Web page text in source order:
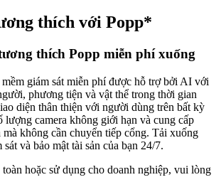
thích với Popp*
thích Popp miễn phí xuống
giám sát miễn phí được hỗ trợ bởi AI với
phương tiện và vật thể trong thời gian
diện thân thiện với người dùng trên bất kỳ
lượng camera không giới hạn và cung cấp
không cần chuyển tiếp cổng. Tải xuống
và bảo mật tài sản của bạn 24/7.
hoặc sử dụng cho doanh nghiệp, vui lòng